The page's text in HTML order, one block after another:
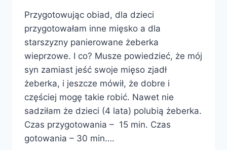
Przygotowując obiad, dla dzieci
przygotowałam inne mięsko a dla
starszyzny panierowane żeberka
wieprzowe. I co? Musze powiedzieć, że mój
syn zamiast jeść swoje mięso zjadł
żeberka, i jeszcze mówił, że dobre i
częściej mogę takie robić. Nawet nie
sadziłam że dzieci (4 lata) polubią żeberka.
Czas przygotowania – 15 min. Czas
gotowania – 30 min….